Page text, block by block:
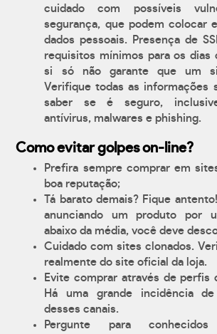
cuidado com possíveis
segurança, que podem colocar
dados pessoais. Presença de
requisitos mínimos para os dias
si só não garante que um
Verifique todas as informações
saber se é seguro,
antívirus, malwares e phishing.
Como evitar golpes on-line?
Prefira sempre comprar em
boa reputação;
Tá barato demais? Fique
anunciando um produto por
abaixo da média, você deve
Cuidado com sites clonados.
realmente do site oficial da loja.
Evite comprar através de perfis
Há uma grande incidência
desses canais.
Pergunte para